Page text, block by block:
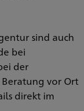
sind auch
bei
der
vor Ort
direkt im